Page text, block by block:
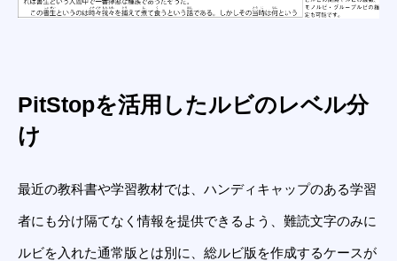
PitStopを活用したルビのレベル分
け
最近の教科書や学習教材では、ハンディキャップのある学習
者にも分け隔てなく情報を提供できるよう、難読文字のみに
ルビを入れた通常版とは別に、総ルビ版を作成するケースが